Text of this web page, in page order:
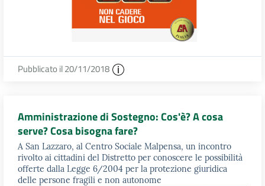
Pubblicato il 20/11/2018
Amministrazione di Sostegno: Cos'è? A cosa
serve? Cosa bisogna fare?
A San Lazzaro, al Centro Sociale Malpensa, un incontro
rivolto ai cittadini del Distretto per conoscere le possibilità
offerte dalla Legge 6/2004 per la protezione giuridica
delle persone fragili e non autonome